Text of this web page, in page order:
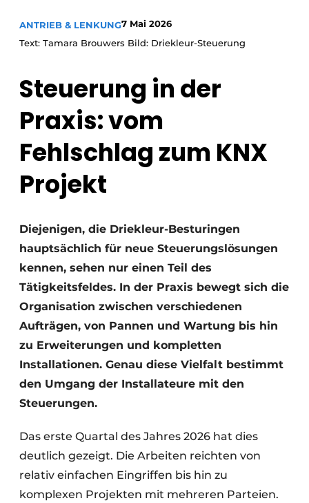
ANTRIEB & LENKUNG7 Mai 2026
Text: Tamara Brouwers Bild: Driekleur-Steuerung
Steuerung in der
Praxis: vom
Fehlschlag zum KNX
Projekt
Diejenigen, die Driekleur-Besturingen
hauptsächlich für neue Steuerungslösungen
kennen, sehen nur einen Teil des
Tätigkeitsfeldes. In der Praxis bewegt sich die
Organisation zwischen verschiedenen
Aufträgen, von Pannen und Wartung bis hin
zu Erweiterungen und kompletten
Installationen. Genau diese Vielfalt bestimmt
den Umgang der Installateure mit den
Steuerungen.
Das erste Quartal des Jahres 2026 hat dies
deutlich gezeigt. Die Arbeiten reichten von
relativ einfachen Eingriffen bis hin zu
komplexen Projekten mit mehreren Parteien.